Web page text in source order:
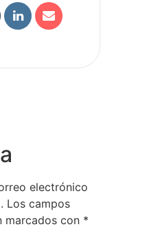
electrónico
Los campos
marcados con *